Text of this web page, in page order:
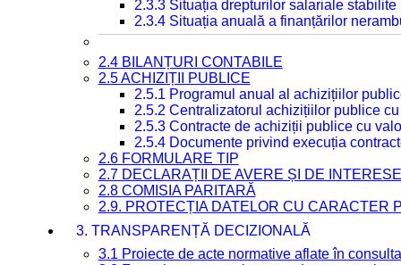
2.3.3 Situația drepturilor salariale
2.3.4 Situația anuală a finanțărilor
2.4 BILANȚURI CONTABILE
2.5 ACHIZIȚII PUBLICE
2.5.1 Programul anual al achizițiilor
2.5.2 Centralizatorul achizițiilor publice
2.5.3 Contracte de achiziții publice cu
2.5.4 Documente privind execuția
2.6 FORMULARE TIP
2.7 DECLARAȚII DE AVERE ȘI DE INTERESE
2.8 COMISIA PARITARĂ
2.9. PROTECȚIA DATELOR CU CARACTER
3. TRANSPARENȚĂ DECIZIONALĂ
3.1 Proiecte de acte normative aflate în